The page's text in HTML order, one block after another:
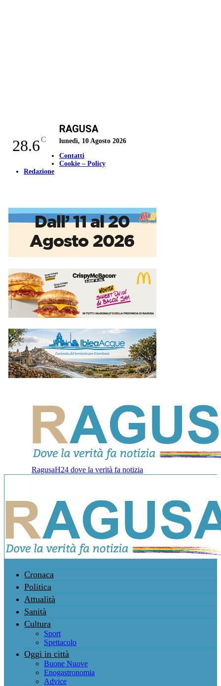
28.6C
RAGUSA
lunedì, 10 Agosto 2026
Contatti
Cookie – Policy
Redazione
RagusaH24 dove la verità fa notizia
Cronaca
Politica
Attualità
Sanità
Cultura
Sport
Spettacolo
Oggi in città
Buone Nuove
Enogastronomia
Advice